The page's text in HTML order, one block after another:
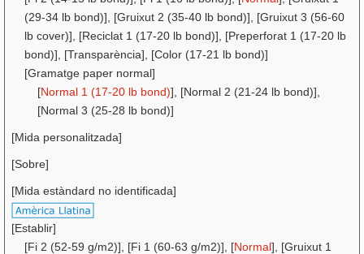
(29-34 lb bond)], [Gruixut 2 (35-40 lb bond)], [Gruixut 3 (56-60
lb cover)], [Reciclat 1 (17-20 lb bond)], [Preperforat 1 (17-20 lb
bond)], [Transparència], [Color (17-21 lb bond)]
[Gramatge paper normal]
[Normal 1 (17-20 lb bond)], [Normal 2 (21-24 lb bond)],
[Normal 3 (25-28 lb bond)]
[Mida personalitzada]
[Sobre]
[Mida estàndard no identificada]
[Establir]
[Fi 2 (52-59 g/m2)], [Fi 1 (60-63 g/m2)], [Normal], [Gruixut 1